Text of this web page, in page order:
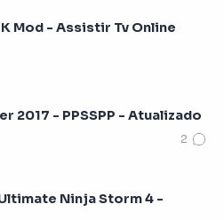
Mod - Assistir Tv Online
2017 - PPSSPP - Atualizado
Ninja Storm 4 -